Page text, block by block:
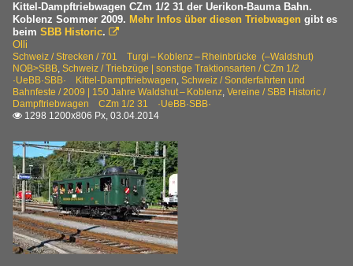
Kittel-Dampftriebwagen CZm 1/2 31 der Uerikon-Bauma Bahn.
Koblenz Sommer 2009. Mehr Infos über diesen Triebwagen gibt es
beim SBB Historic. 
Olli
Schweiz / Strecken / 701 Turgi – Koblenz – Rheinbrücke (–Waldshut)
NOB>SBB, Schweiz / Triebzüge | sonstige Traktionsarten / CZm 1/2
·UeBB·SBB· Kittel-Dampftriebwagen, Schweiz / Sonderfahrten und
Bahnfeste / 2009 | 150 Jahre Waldshut – Koblenz, Vereine / SBB Historic /
Dampftriebwagen CZm 1/2 31 ·UeBB·SBB·
 1298 1200x806 Px, 03.04.2014